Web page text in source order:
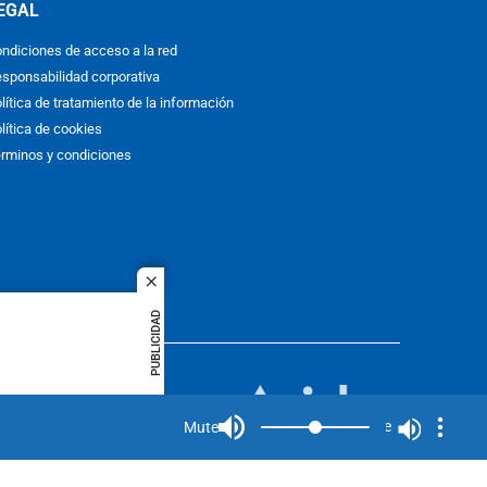
close
PUBLICIDAD
de acceso a la red
corporativa
de tratamiento de la información
de cookies
y condiciones
idioma
Mute
Mute